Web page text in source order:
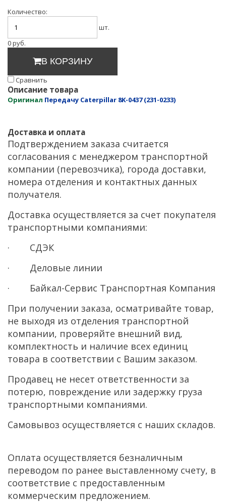
Количество:
шт.
0руб.
В КОРЗИНУ
Cравнить
Описание товара
Оригинал Передачу Caterpillar 8K-0437 (231-0233)
Доставка и оплата
Подтверждением заказа считается
согласования с менеджером транспортной
компании (перевозчика), города доставки,
номера отделения и контактных данных
получателя.
Доставка осуществляется за счет покупателя
транспортными компаниями:
· СДЭК
· Деловые линии
· Байкал-Сервис Транспортная Компания
При получении заказа, осматривайте товар,
не выходя из отделения транспортной
компании, проверяйте внешний вид,
комплектность и наличие всех единиц
товара в соответствии с Вашим заказом.
Продавец не несет ответственности за
потерю, повреждение или задержку груза
транспортными компаниями.
Самовывоз осуществляется с наших складов.
Оплата осуществляется безналичным
переводом по ранее выставленному счету, в
соответствие с предоставленным
коммерческим предложением.